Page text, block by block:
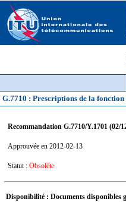
G.7710 : Prescriptions de la
Recommandation G.7710/Y.1701 (02/
Approuvée en 2012-02-13
Statut : Obsolète
Disponibilité : Documents disponibles